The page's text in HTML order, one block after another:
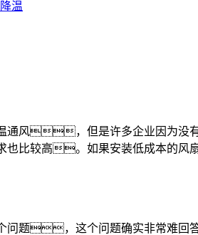
温
通风，但是许多企业因为没
比较高。如果安装低成本的
题，这个问题确实非常难